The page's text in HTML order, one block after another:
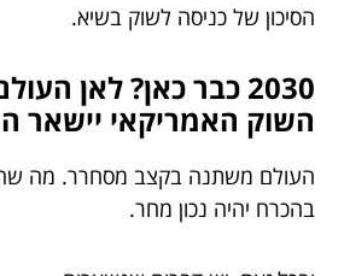
הסיכון של כניסה לשוק בשיא.
2030 כבר כאן? לאן
השוק האמריקאי יישאר
העולם משתנה בקצב מסחרר. מה
בהכרח יהיה נכון מחר.